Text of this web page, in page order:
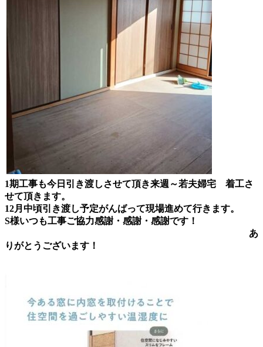
1期工事も今日引き渡しさせて頂き来週～若夫婦宅 着工さ
せて頂きます。
12月中頃引き渡し予定がんばって現場進めて行きます。
S様いつも工事ご協力感謝・感謝・感謝です！
あ
りがとうございます！